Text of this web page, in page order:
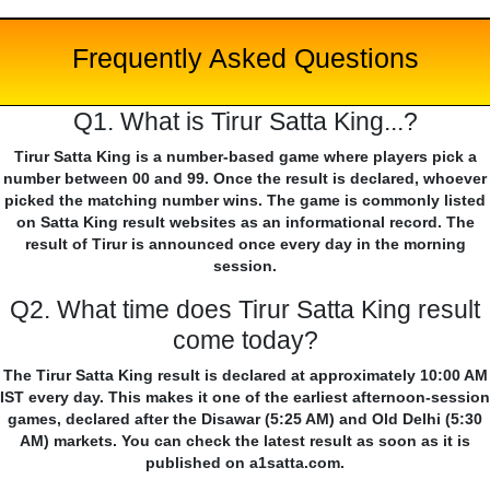
Frequently Asked Questions
Q1. What is Tirur Satta King...?
Tirur Satta King is a number-based game where players pick a
number between 00 and 99. Once the result is declared, whoever
picked the matching number wins. The game is commonly listed
on Satta King result websites as an informational record. The
result of Tirur is announced once every day in the morning
session.
Q2. What time does Tirur Satta King result
come today?
The Tirur Satta King result is declared at approximately 10:00 AM
IST every day. This makes it one of the earliest afternoon-session
games, declared after the Disawar (5:25 AM) and Old Delhi (5:30
AM) markets. You can check the latest result as soon as it is
published on a1satta.com.